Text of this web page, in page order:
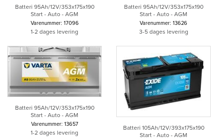
Batteri 95Ah/12V/353x175x190
Start - Auto - AGM
Varenummer: 17096
1-2 dages levering
Batteri 95Ah/12V/353x175x190
Start - Auto - AGM
Varenummer: 13626
3-5 dages levering
Batteri 95Ah/12V/353x175x190
Start - Auto - AGM
Varenummer: 13657
1-2 dages levering
Batteri 105Ah/12V/393x175x190
Start - Auto - AGM